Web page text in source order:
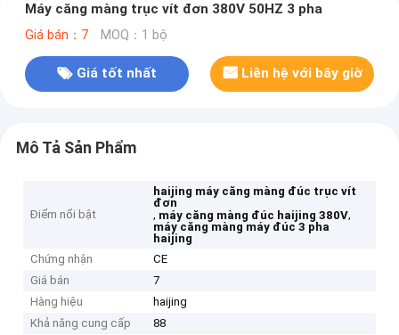
Máy căng màng trục vít đơn 380V 50HZ 3 pha
Giá bán：7 MOQ：1 bộ
Giá tốt nhất Liên hệ với bây giờ
Mô Tả Sản Phẩm
Điểm nổi bật
haijing máy căng màng đúc trục vít
đơn
, máy căng màng đúc haijing 380V,
máy căng màng máy đúc 3 pha
haijing
Chứng nhận
CE
Giá bán
7
Hàng hiệu
haijing
Khả năng cung cấp
88